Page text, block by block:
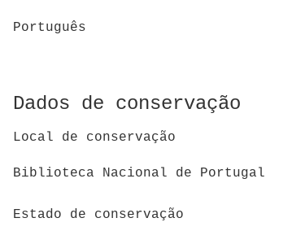
Português
Dados de conservação
Local de conservação
Biblioteca Nacional de Portugal
Estado de conservação